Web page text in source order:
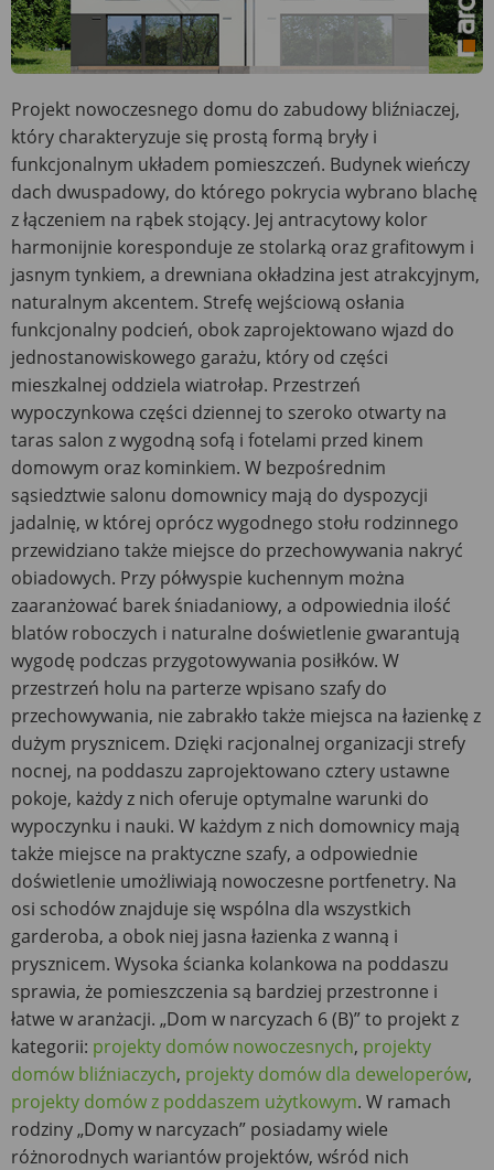
Projekt nowoczesnego domu do zabudowy bliźniaczej,
który charakteryzuje się prostą formą bryły i
funkcjonalnym układem pomieszczeń. Budynek wieńczy
dach dwuspadowy, do którego pokrycia wybrano blachę
z łączeniem na rąbek stojący. Jej antracytowy kolor
harmonijnie koresponduje ze stolarką oraz grafitowym i
jasnym tynkiem, a drewniana okładzina jest atrakcyjnym,
naturalnym akcentem. Strefę wejściową osłania
funkcjonalny podcień, obok zaprojektowano wjazd do
jednostanowiskowego garażu, który od części
mieszkalnej oddziela wiatrołap. Przestrzeń
wypoczynkowa części dziennej to szeroko otwarty na
taras salon z wygodną sofą i fotelami przed kinem
domowym oraz kominkiem. W bezpośrednim
sąsiedztwie salonu domownicy mają do dyspozycji
jadalnię, w której oprócz wygodnego stołu rodzinnego
przewidziano także miejsce do przechowywania nakryć
obiadowych. Przy półwyspie kuchennym można
zaaranżować barek śniadaniowy, a odpowiednia ilość
blatów roboczych i naturalne doświetlenie gwarantują
wygodę podczas przygotowywania posiłków. W
przestrzeń holu na parterze wpisano szafy do
przechowywania, nie zabrakło także miejsca na łazienkę z
dużym prysznicem. Dzięki racjonalnej organizacji strefy
nocnej, na poddaszu zaprojektowano cztery ustawne
pokoje, każdy z nich oferuje optymalne warunki do
wypoczynku i nauki. W każdym z nich domownicy mają
także miejsce na praktyczne szafy, a odpowiednie
doświetlenie umożliwiają nowoczesne portfenetry. Na
osi schodów znajduje się wspólna dla wszystkich
garderoba, a obok niej jasna łazienka z wanną i
prysznicem. Wysoka ścianka kolankowa na poddaszu
sprawia, że pomieszczenia są bardziej przestronne i
łatwe w aranżacji. „Dom w narcyzach 6 (B)” to projekt z
kategorii: projekty domów nowoczesnych, projekty
domów bliźniaczych, projekty domów dla deweloperów,
projekty domów z poddaszem użytkowym. W ramach
rodziny „Domy w narcyzach” posiadamy wiele
różnorodnych wariantów projektów, wśród nich